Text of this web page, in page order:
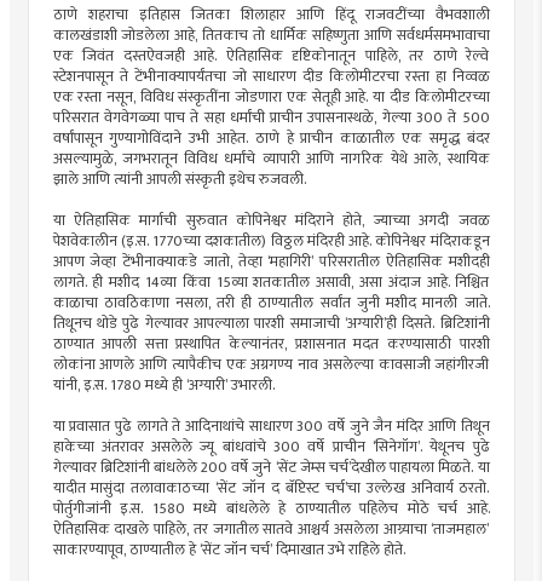
ठाणे शहराचा इतिहास जितका शिलाहार आणि हिंदू राजवटींच्या वैभवशाली
कालखंडाशी जोडलेला आहे, तितकाच तो धार्मिक सहिष्णुता आणि सर्वधर्मसमभावाचा
एक जिवंत दस्तऐवजही आहे. ऐतिहासिक दृष्टिकोनातून पाहिले, तर ठाणे रेल्वे
स्टेशनपासून ते टेंभीनाक्यापर्यंतचा जो साधारण दीड किलोमीटरचा रस्ता हा निव्वळ
एक रस्ता नसून, विविध संस्कृतींना जोडणारा एक सेतूही आहे. या दीड किलोमीटरच्या
परिसरात वेगवेगळ्या पाच ते सहा धर्मांची प्राचीन उपासनास्थळे, गेल्या 300 ते 500
वर्षांपासून गुण्यागोविंदाने उभी आहेत. ठाणे हे प्राचीन काळातील एक समृद्ध बंदर
असल्यामुळे, जगभरातून विविध धर्मांचे व्यापारी आणि नागरिक येथे आले, स्थायिक
झाले आणि त्यांनी आपली संस्कृती इथेच रुजवली.
या ऐतिहासिक मार्गाची सुरुवात कोपिनेश्वर मंदिराने होते, ज्याच्या अगदी जवळ
पेशवेकालीन (इ.स. 1770च्या दशकातील) विठ्ठल मंदिरही आहे. कोपिनेश्वर मंदिराकडून
आपण जेव्हा टेंभीनाक्याकडे जातो, तेव्हा ‌‘महागिरी‌’ परिसरातील ऐतिहासिक मशीदही
लागते. ही मशीद 14व्या किंवा 15व्या शतकातील असावी, असा अंदाज आहे. निश्चित
काळाचा ठावठिकाणा नसला, तरी ही ठाण्यातील सर्वांत जुनी मशीद मानली जाते.
तिथूनच थोडे पुढे गेल्यावर आपल्याला पारशी समाजाची ‌‘अग्यारी‌’ही दिसते. ब्रिटिशांनी
ठाण्यात आपली सत्ता प्रस्थापित केल्यानंतर, प्रशासनात मदत करण्यासाठी पारशी
लोकांना आणले आणि त्यापैकीच एक अग्रगण्य नाव असलेल्या कावसाजी जहांगीरजी
यांनी, इ.स. 1780 मध्ये ही ‌‘अग्यारी‌’ उभारली.
या प्रवासात पुढे लागते ते आदिनाथांचे साधारण 300 वर्षे जुने जैन मंदिर आणि तिथून
हाकेच्या अंतरावर असलेले ज्यू बांधवांचे 300 वर्षे प्राचीन ‌‘सिनेगॉग‌’. येथूनच पुढे
गेल्यावर ब्रिटिशांनी बांधलेले 200 वर्षे जुने ‌‘सेंट जेम्स चर्च‌’देखील पाहायला मिळते. या
यादीत मासुंदा तलावाकाठच्या ‌‘सेंट जॉन द बॅप्टिस्ट चर्च‌’चा उल्लेख अनिवार्य ठरतो.
पोर्तुगीजांनी इ.स. 1580 मध्ये बांधलेले हे ठाण्यातील पहिलेच मोठे चर्च आहे.
ऐतिहासिक दाखले पाहिले, तर जगातील सातवे आश्चर्य असलेला आग्र्याचा ‌‘ताजमहाल‌’
साकारण्यापूव, ठाण्यातील हे ‌‘सेंट जॉन चर्च‌’ दिमाखात उभे राहिले होते.